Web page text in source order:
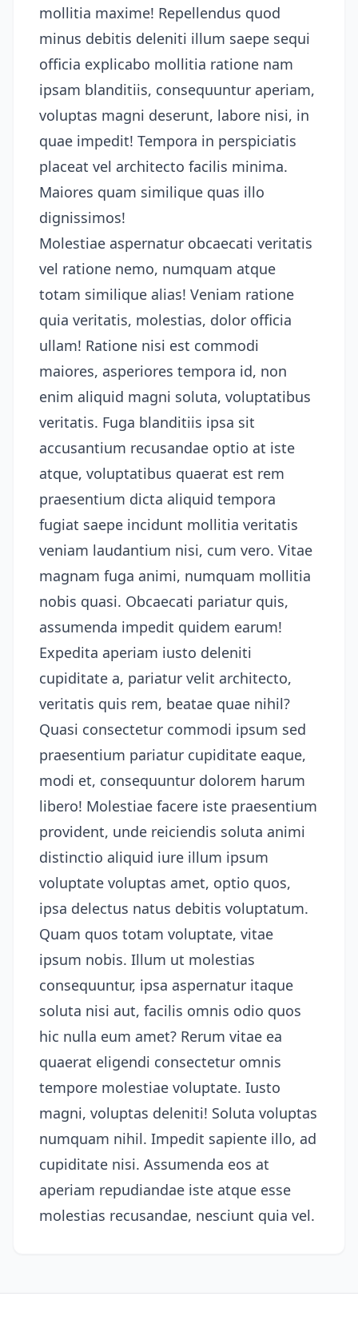
mollitia maxime! Repellendus quod
minus debitis deleniti illum saepe sequi
officia explicabo mollitia ratione nam
ipsam blanditiis, consequuntur aperiam,
voluptas magni deserunt, labore nisi, in
quae impedit! Tempora in perspiciatis
placeat vel architecto facilis minima.
Maiores quam similique quas illo
dignissimos!
Molestiae aspernatur obcaecati veritatis
vel ratione nemo, numquam atque
totam similique alias! Veniam ratione
quia veritatis, molestias, dolor officia
ullam! Ratione nisi est commodi
maiores, asperiores tempora id, non
enim aliquid magni soluta, voluptatibus
veritatis. Fuga blanditiis ipsa sit
accusantium recusandae optio at iste
atque, voluptatibus quaerat est rem
praesentium dicta aliquid tempora
fugiat saepe incidunt mollitia veritatis
veniam laudantium nisi, cum vero. Vitae
magnam fuga animi, numquam mollitia
nobis quasi. Obcaecati pariatur quis,
assumenda impedit quidem earum!
Expedita aperiam iusto deleniti
cupiditate a, pariatur velit architecto,
veritatis quis rem, beatae quae nihil?
Quasi consectetur commodi ipsum sed
praesentium pariatur cupiditate eaque,
modi et, consequuntur dolorem harum
libero! Molestiae facere iste praesentium
provident, unde reiciendis soluta animi
distinctio aliquid iure illum ipsum
voluptate voluptas amet, optio quos,
ipsa delectus natus debitis voluptatum.
Quam quos totam voluptate, vitae
ipsum nobis. Illum ut molestias
consequuntur, ipsa aspernatur itaque
soluta nisi aut, facilis omnis odio quos
hic nulla eum amet? Rerum vitae ea
quaerat eligendi consectetur omnis
tempore molestiae voluptate. Iusto
magni, voluptas deleniti! Soluta voluptas
numquam nihil. Impedit sapiente illo, ad
cupiditate nisi. Assumenda eos at
aperiam repudiandae iste atque esse
molestias recusandae, nesciunt quia vel.